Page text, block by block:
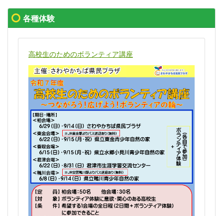
各種体験
高校生のためのボランティア講座